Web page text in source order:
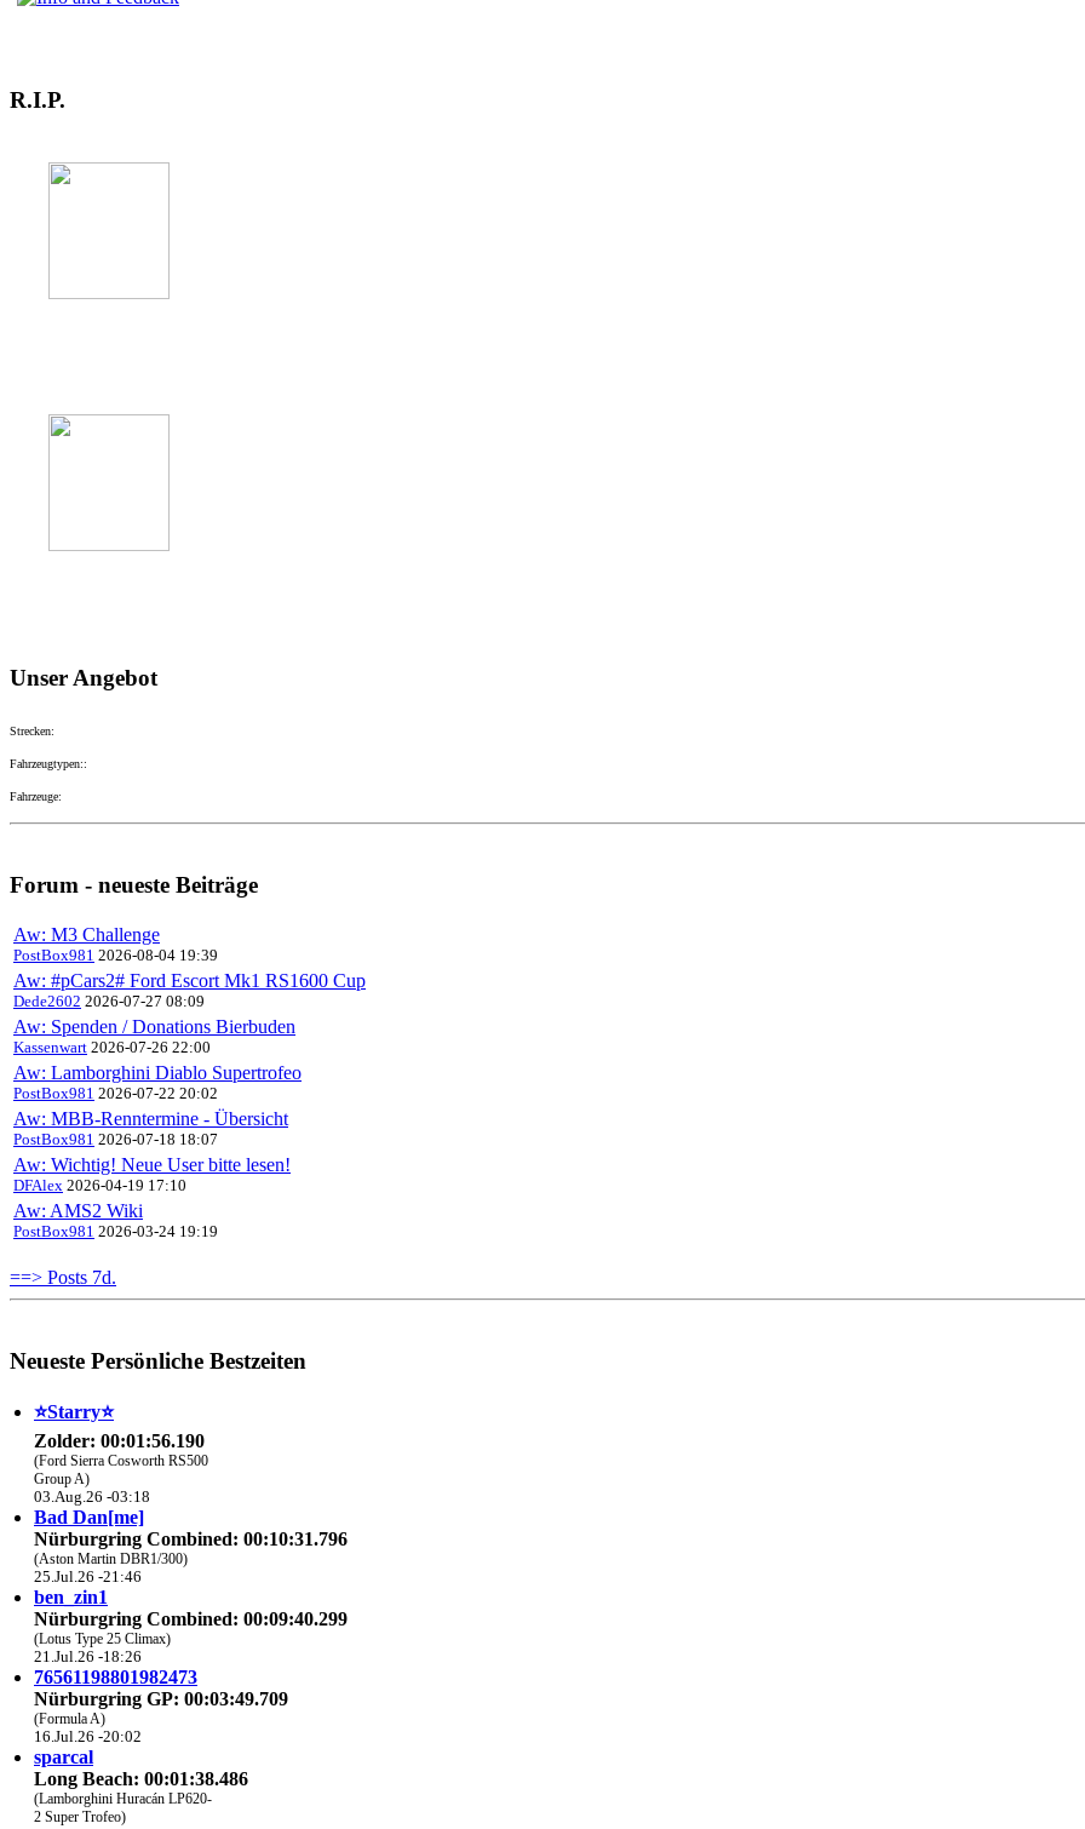
R.I.P.
Unser Angebot
Strecken:
Fahrzeugtypen::
Fahrzeuge:
Forum - neueste Beiträge
Aw: M3 Challenge
PostBox981 2026-08-04 19:39
Aw: #pCars2# Ford Escort Mk1 RS1600 Cup
Dede2602 2026-07-27 08:09
Aw: Spenden / Donations Bierbuden
Kassenwart 2026-07-26 22:00
Aw: Lamborghini Diablo Supertrofeo
PostBox981 2026-07-22 20:02
Aw: MBB-Renntermine - Übersicht
PostBox981 2026-07-18 18:07
Aw: Wichtig! Neue User bitte lesen!
DFAlex 2026-04-19 17:10
Aw: AMS2 Wiki
PostBox981 2026-03-24 19:19
==> Posts 7d.
Neueste Persönliche Bestzeiten
⭐️Starry⭐
Zolder: 00:01:56.190
(Ford Sierra Cosworth RS500
Group A)
03.Aug.26 -03:18
Bad Dan[me]
Nürburgring Combined: 00:10:31.796
(Aston Martin DBR1/300)
25.Jul.26 -21:46
ben_zin1
Nürburgring Combined: 00:09:40.299
(Lotus Type 25 Climax)
21.Jul.26 -18:26
76561198801982473
Nürburgring GP: 00:03:49.709
(Formula A)
16.Jul.26 -20:02
sparcal
Long Beach: 00:01:38.486
(Lamborghini Huracán LP620-
2 Super Trofeo)